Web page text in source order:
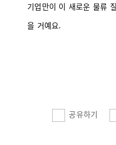
기업만이 이 새로운 물류
을 거예요.
공유하기